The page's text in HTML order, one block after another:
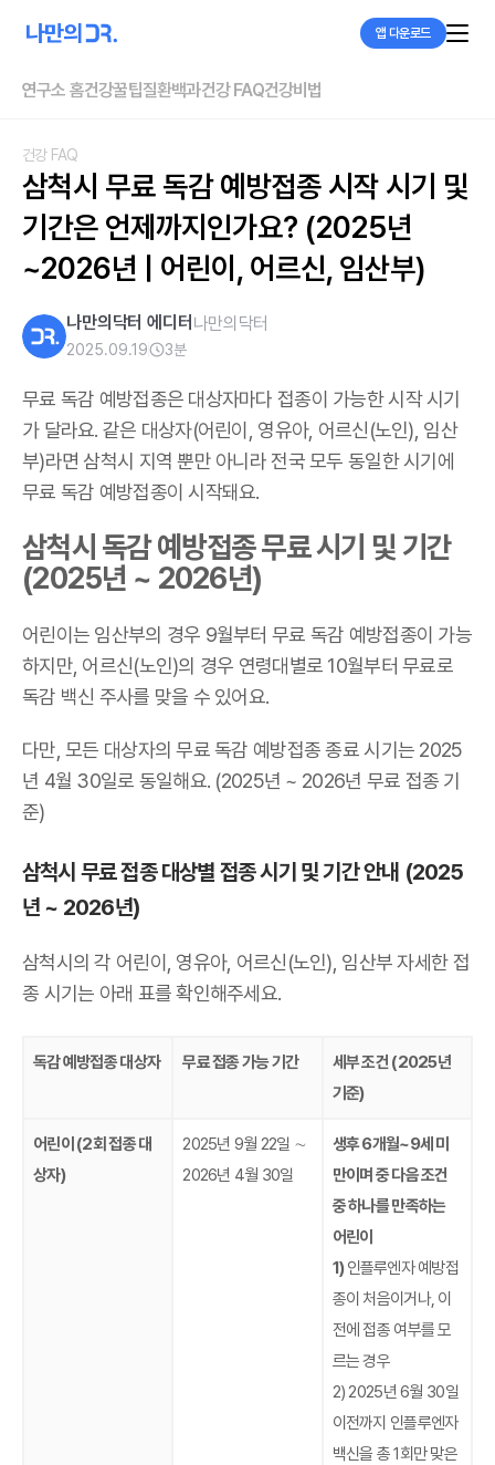
앱 다운로드
연구소 홈건강꿀팁질환백과건강 FAQ건강비법
건강 FAQ
삼척시 무료 독감 예방접종 시작 시기 및
기간은 언제까지인가요? (2025년
~2026년 | 어린이, 어르신, 임산부)
나만의닥터 에디터 나만의닥터
2025.09.19 3분
무료 독감 예방접종은 대상자마다 접종이 가능한 시작 시기
가 달라요. 같은 대상자(어린이, 영유아, 어르신(노인), 임산
부)라면 삼척시 지역 뿐만 아니라 전국 모두 동일한 시기에
무료 독감 예방접종이 시작돼요.
삼척시 독감 예방접종 무료 시기 및 기간
(2025년 ~ 2026년)
어린이는 임산부의 경우 9월부터 무료 독감 예방접종이 가능
하지만, 어르신(노인)의 경우 연령대별로 10월부터 무료로
독감 백신 주사를 맞을 수 있어요.
다만, 모든 대상자의 무료 독감 예방접종 종료 시기는 2025
년 4월 30일로 동일해요. (2025년 ~ 2026년 무료 접종 기
준)
삼척시 무료 접종 대상별 접종 시기 및 기간 안내 (2025
년 ~ 2026년)
삼척시의 각 어린이, 영유아, 어르신(노인), 임산부 자세한 접
종 시기는 아래 표를 확인해주세요.
독감 예방접종 대상자 무료 접종 가능 기간
세부 조건 (2025년
기준)
어린이 (2회 접종 대
상자)
2025년 9월 22일 ∼
2026년 4월 30일
생후 6개월~9세 미
만이며 중 다음 조건
중 하나를 만족하는
어린이
1)인플루엔자 예방접
종이 처음이거나, 이
전에 접종 여부를 모
르는 경우
2) 2025년 6월 30일
이전까지 인플루엔자
백신을 총 1회만 맞은